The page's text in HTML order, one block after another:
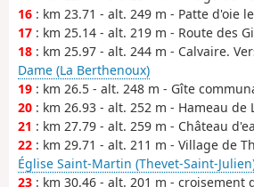
16 : km 23.71 - alt. 249 m - Patte d'oie
17 : km 25.14 - alt. 219 m - Route des
18 : km 25.97 - alt. 244 m - Calvaire.
Dame (La Berthenoux)
19 : km 26.5 - alt. 248 m - Gîte
20 : km 26.93 - alt. 252 m - Hameau de
21 : km 27.79 - alt. 259 m - Château
22 : km 29.71 - alt. 211 m - Village de
Église Saint-Martin (Thevet-Saint-
23 : km 30.46 - alt. 201 m - croisement